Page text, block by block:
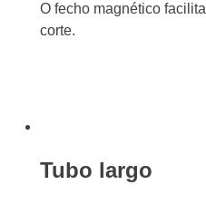
O fecho magnético
corte.
Tubo largo